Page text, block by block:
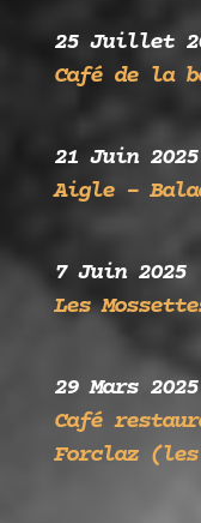
25 Juillet
Café de la
21 Juin 2025
Aigle –
7 Juin 2025
Les
29 Mars 2025
Café
Forclaz (les